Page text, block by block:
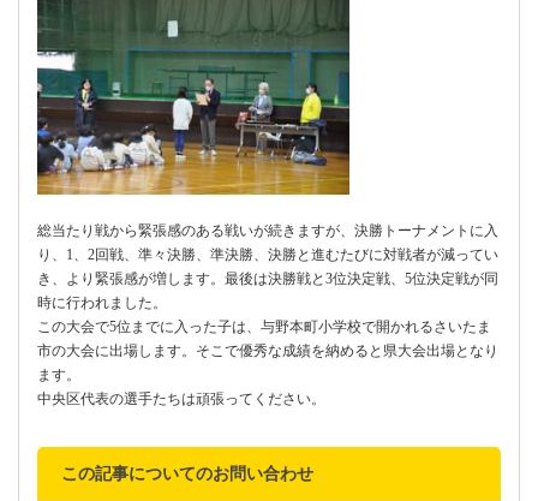
総当たり戦から緊張感のある戦いが続きますが、決勝トーナメントに入
り、1、2回戦、準々決勝、準決勝、決勝と進むたびに対戦者が減ってい
き、より緊張感が増します。最後は決勝戦と3位決定戦、5位決定戦が同
時に行われました。
この大会で5位までに入った子は、与野本町小学校で開かれるさいたま
市の大会に出場します。そこで優秀な成績を納めると県大会出場となり
ます。
中央区代表の選手たちは頑張ってください。
この記事についてのお問い合わせ